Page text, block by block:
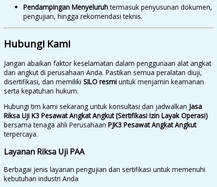
Pendampingan Menyeluruhtermasuk penyusunan dokumen,
pengujian, hingga rekomendasi teknis.
Hubungi Kami
Jangan abaikan faktor keselamatan dalam penggunaan alat angkat
dan angkut di perusahaan Anda. Pastikan semua peralatan diuji,
disertifikasi, dan memiliki SILO resmi untuk menjamin keamanan
serta kepatuhan hukum.
Hubungi tim kami sekarang untuk konsultasi dan jadwalkan Jasa
Riksa Uji K3 Pesawat Angkat Angkut (Sertifikasi Izin Layak Operasi)
bersama tenaga ahli Perusahaan PJK3 Pesawat Angkat Angkut
terpercaya.
Layanan Riksa Uji PAA
Berbagai jenis layanan pengujian dan sertifikasi untuk memenuhi
kebutuhan industri Anda